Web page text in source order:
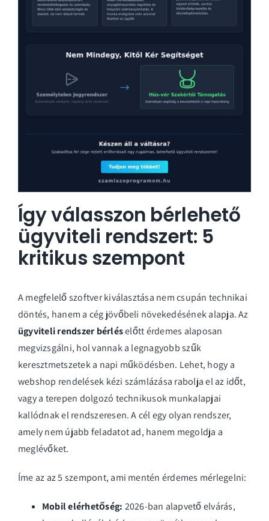
Így válasszon bérlehető
ügyviteli rendszert: 5
kritikus szempont
A megfelelő szoftver kiválasztása nem csupán technikai
döntés, hanem a cég jövőbeli növekedésének alapja. Az
ügyviteli rendszer bérléselőtt érdemes alaposan
megvizsgálni, hol vannak a legnagyobb szűk
keresztmetszetek a napi működésben. Lehet, hogy a
webshop rendelések kézi számlázása rabolja el az időt,
vagy a terepen dolgozó technikusok munkalapjai
kallódnak el rendszeresen. A cél egy olyan rendszer,
amely nem újabb feladatot ad, hanem megoldja a
meglévőket.
Íme az az 5 szempont, ami mentén érdemes mérlegelni:
Mobil elérhetőség: 2026-ban alapvető elvárás,